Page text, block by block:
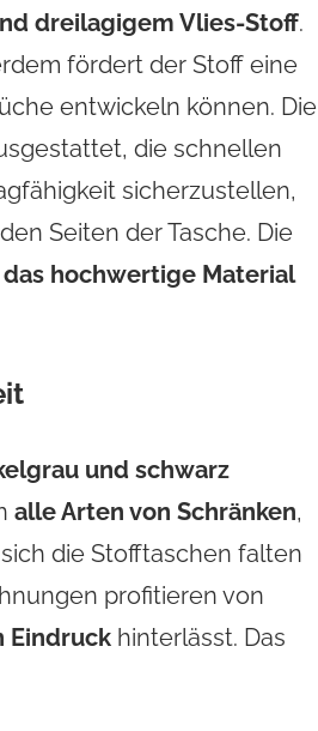
dreilagigem Vlies-Stoff.
fördert der Stoff eine
entwickeln können. Die
die schnellen
sicherzustellen,
Seiten der Tasche. Die
hochwertige Material
und schwarz
alle Arten von Schränken,
die Stofftaschen falten
profitieren von
Eindruck hinterlässt. Das